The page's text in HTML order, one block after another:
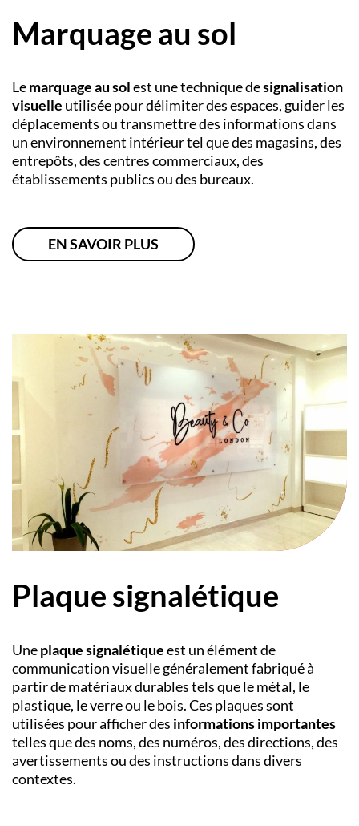
Marquage au sol
Lemarquage au solest une technique designalisation
visuelle utilisée pour délimiter des espaces, guider les
déplacements ou transmettre des informations dans
un environnement intérieur tel que des magasins, des
entrepôts, des centres commerciaux, des
établissements publics ou des bureaux.
EN SAVOIR PLUS
Plaque signalétique
Uneplaque signalétiqueest un élément de
communication visuelle généralement fabriqué à
partir de matériaux durables tels que le métal, le
plastique, le verre ou le bois. Ces plaques sont
utilisées pour afficher des informations importantes
telles que des noms, des numéros, des directions, des
avertissements ou des instructions dans divers
contextes.